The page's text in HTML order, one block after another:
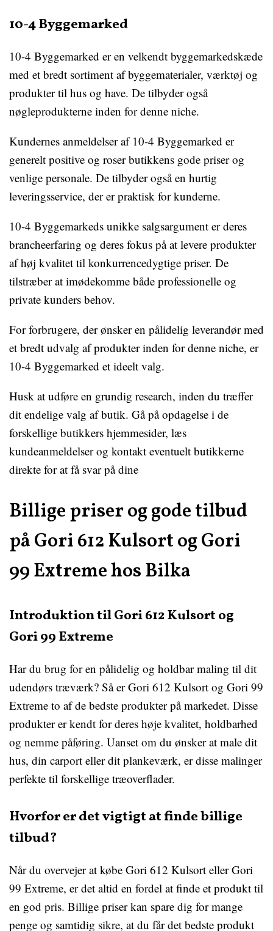
10-4 Byggemarked
10-4 Byggemarked er en velkendt byggemarkedskæde
med et bredt sortiment af byggematerialer, værktøj og
produkter til hus og have. De tilbyder også
nøgleprodukterne inden for denne niche.
Kundernes anmeldelser af 10-4 Byggemarked er
generelt positive og roser butikkens gode priser og
venlige personale. De tilbyder også en hurtig
leveringsservice, der er praktisk for kunderne.
10-4 Byggemarkeds unikke salgsargument er deres
brancheerfaring og deres fokus på at levere produkter
af høj kvalitet til konkurrencedygtige priser. De
tilstræber at imødekomme både professionelle og
private kunders behov.
For forbrugere, der ønsker en pålidelig leverandør med
et bredt udvalg af produkter inden for denne niche, er
10-4 Byggemarked et ideelt valg.
Husk at udføre en grundig research, inden du træffer
dit endelige valg af butik. Gå på opdagelse i de
forskellige butikkers hjemmesider, læs
kundeanmeldelser og kontakt eventuelt butikkerne
direkte for at få svar på dine
Billige priser og gode tilbud
på Gori 612 Kulsort og Gori
99 Extreme hos Bilka
Introduktion til Gori 612 Kulsort og
Gori 99 Extreme
Har du brug for en pålidelig og holdbar maling til dit
udendørs træværk? Så er Gori 612 Kulsort og Gori 99
Extreme to af de bedste produkter på markedet. Disse
produkter er kendt for deres høje kvalitet, holdbarhed
og nemme påføring. Uanset om du ønsker at male dit
hus, din carport eller dit plankeværk, er disse malinger
perfekte til forskellige træoverflader.
Hvorfor er det vigtigt at finde billige
tilbud?
Når du overvejer at købe Gori 612 Kulsort eller Gori
99 Extreme, er det altid en fordel at finde et produkt til
en god pris. Billige priser kan spare dig for mange
penge og samtidig sikre, at du får det bedste produkt